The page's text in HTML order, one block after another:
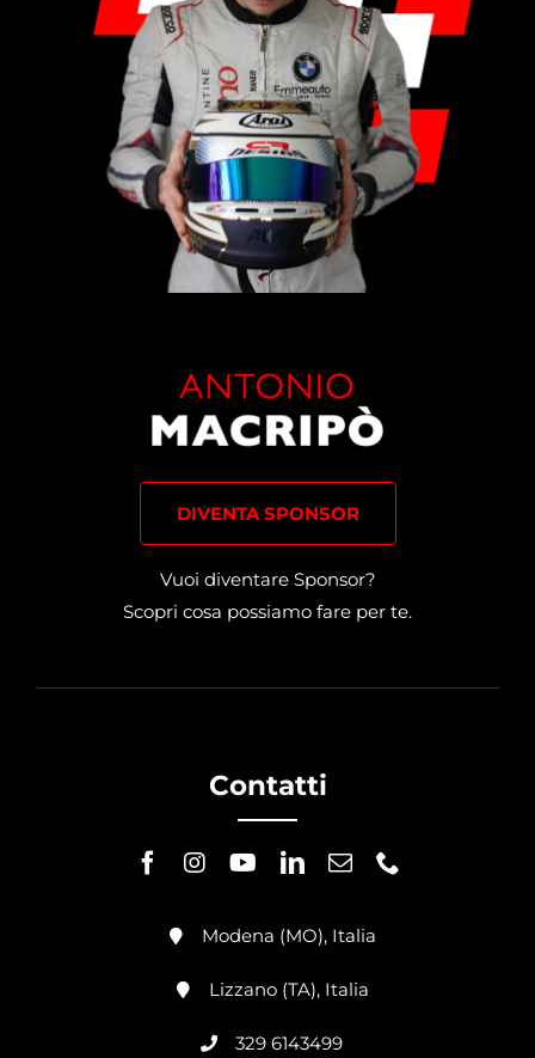
DIVENTA SPONSOR
Vuoi diventare Sponsor?
Scopri cosa possiamo fare per te.
Contatti
Modena (MO), Italia
Lizzano (TA), Italia
329 6143499